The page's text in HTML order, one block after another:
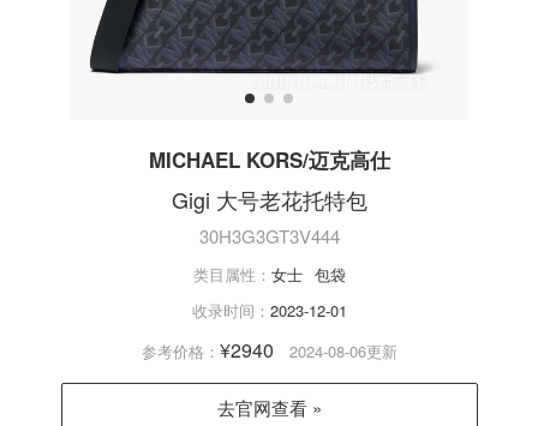
MICHAEL KORS/迈克高仕
Gigi 大号老花托特包
30H3G3GT3V444
类目属性： 女士 包袋
收录时间： 2023-12-01
参考价格： ¥2940 2024-08-06更新
去官网查看 »